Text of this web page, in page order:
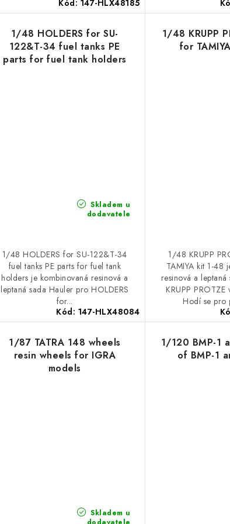
Kód: 147-HLX48185
1/48 HOLDERS for SU-
122&T-34 fuel tanks PE
parts for fuel tank holders
Skladem u
dodavatele
1/48 HOLDERS for SU-122&T-34
fuel tanks PE parts for fuel tank
holders je kombinovaná resinová a
leptaná sada Hauler pro HOLDERS
for...
Kód: 147-HLX48084
1/48 KRUPP
for
1/48 KRUPP
TAMIYA kit 1-48
resinová a
KRUPP
Hodí se pro
1/87 TATRA 148 wheels
resin wheels for IGRA
models
Skladem u
1/120 BMP-1
of BMP-1